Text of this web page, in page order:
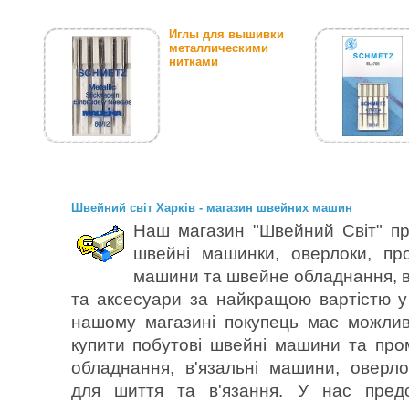
Иглы для вышивки
металлическими
нитками
Швейний світ Харків - магазин швейних машин
Наш магазин "Швейний Світ"
швейні машинки, оверлоки,
машини та швейне обладнання,
та аксесуари за найкращою вартістю у
нашому магазині покупець має
купити побутові швейні машини та
обладнання, в'язальні машини,
для шиття та в'язання. У нас